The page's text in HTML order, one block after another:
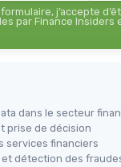
j’accepte
par Finance Insiders
dans le secteur
prise de décision
services financiers
détection des